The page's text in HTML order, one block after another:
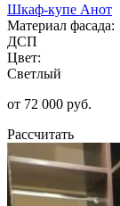
Шкаф-купе Анот
Материал фасада:
ДСП
Цвет:
Светлый
от 72 000 руб.
Рассчитать